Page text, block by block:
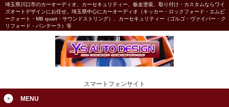
埼玉県川口市のカーオーディオ、カーセキュリティー、板金塗装、取り付け・カスタムならワイ
ズオートデザインにお任せ。埼玉県中心にカーオーディオ（キッカー・ロックフォード・エムビ
ークォート・MB quart・サウンドストリング）、カーセキュリティー（ゴルゴ・ヴァイパー・ク
リフォード・パンテーラ）等
スマートフォンサイト
MENU